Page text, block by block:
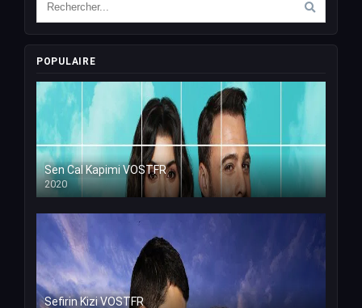
POPULAIRE
Sen Cal Kapimi VOSTFR
2020
Sefirin Kizi VOSTFR